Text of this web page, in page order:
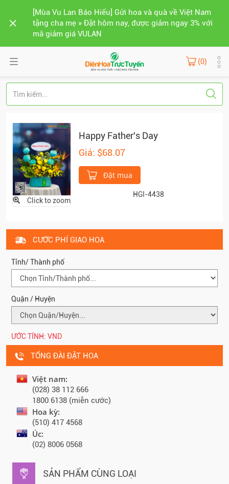
[Mùa Vu Lan Báo Hiếu] Gửi hoa và quà về Việt Nam
tặng cha mẹ » Đặt hôm nay, được giảm ngay 3% với
mã giảm giá VULAN
(0)
Click to zoom
Happy Father's Day
Giá: $68.07
Đặt mua
HGI-4438
CƯỚC PHÍ GIAO HOA
Tỉnh/ Thành phố
Quận / Huyện
ƯỚC TÍNH: VND
TỔNG ĐÀI ĐẶT HOA
Việt nam:
(028) 38 112 666
1800 6138 (miễn cước)
Hoa kỳ:
(510) 417 4568
Úc:
(02) 8006 0568
SẢN PHẨM CÙNG LOẠI